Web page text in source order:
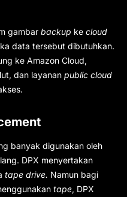
gambar backup ke cloud
data tersebut dibutuhkan.
ke Amazon Cloud,
dan layanan public cloud
banyak digunakan oleh
DPX menyertakan
tape drive. Namun bagi
tape, DPX